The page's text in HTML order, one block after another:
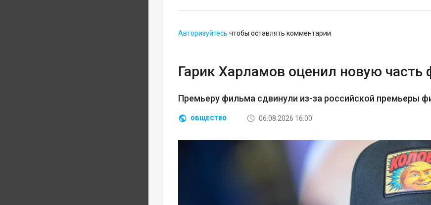
Авторизуйтесь чтобы оставлять комментарии
Гарик Харламов оценил новую
Премьеру фильма сдвинули из-за российской премьеры
ОБЩЕСТВО 06.08.2026 16:00